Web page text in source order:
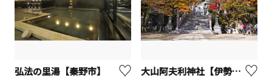
弘法の里湯【秦野市】 大山阿夫利神社【伊勢原市】